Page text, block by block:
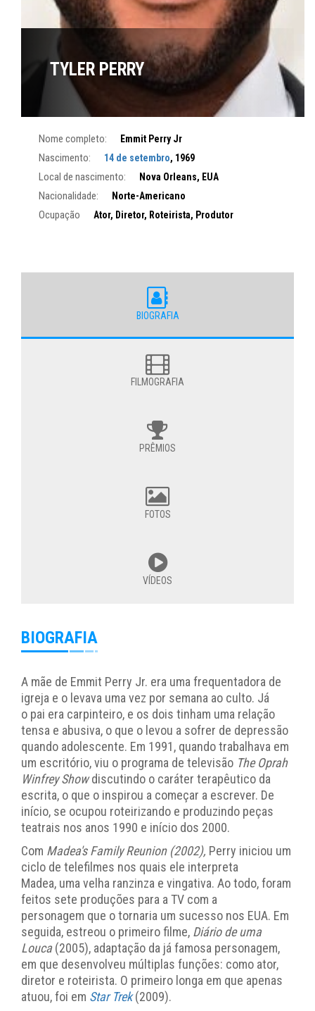
TYLER PERRY
Nome completo: Emmit Perry Jr
Nascimento: 14 de setembro, 1969
Local de nascimento: Nova Orleans, EUA
Nacionalidade: Norte-Americano
Ocupação Ator, Diretor, Roteirista, Produtor
BIOGRAFIA
FILMOGRAFIA
PRÊMIOS
FOTOS
VÍDEOS
BIOGRAFIA
A mãe de Emmit Perry Jr. era uma frequentadora de
igreja e o levava uma vez por semana ao culto. Já
o pai era carpinteiro, e os dois tinham uma relação
tensa e abusiva, o que o levou a sofrer de depressão
quando adolescente. Em 1991, quando trabalhava em
um escritório, viu o programa de televisão The Oprah
Winfrey Showdiscutindo o caráter terapêutico da
escrita, o que o inspirou a começar a escrever. De
início, se ocupou roteirizando e produzindo peças
teatrais nos anos 1990 e início dos 2000.
Com Madea's Family Reunion (2002), Perry iniciou um
ciclo de telefilmes nos quais ele interpreta
Madea, uma velha ranzinza e vingativa. Ao todo, foram
feitos sete produções para a TV com a
personagem que o tornaria um sucesso nos EUA. Em
seguida, estreou o primeiro filme, Diário de uma
Louca(2005), adaptação da já famosa personagem,
em que desenvolveu múltiplas funções: como ator,
diretor e roteirista. O primeiro longa em que apenas
atuou, foi em Star Trek(2009).